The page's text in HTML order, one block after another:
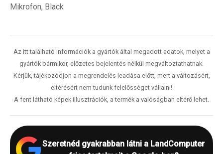
Mikrofon, Black
Az itt található információk a gyártók által megadott adatok, melyet a
gyártók bármikor, előzetes bejelentés nélkül megváltoztathatnak.
Kérjük, tájékozódjon a megrendelés leadása előtt, mert a változásért,
eltérésért nem tudunk felelősséget vállalni!
A fent látható képek illusztrációk, a termék a valóságban eltérő lehet.
Szeretnéd gyakrabban látni a LandComputer